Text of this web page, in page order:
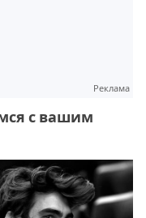
Реклама
с вашим